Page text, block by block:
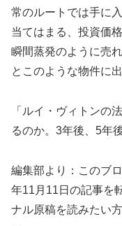
常のルートでは手に
当てはまる、投資価
瞬間蒸発のように売
とこのような物件に
「ルイ・ヴィトンの
るのか。3年後、5年
編集部より：このブ
年11月11日の記事を
ナル原稿を読みたい